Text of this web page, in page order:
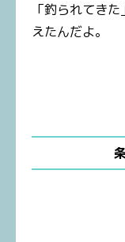
「釣られてき
えたんだよ。